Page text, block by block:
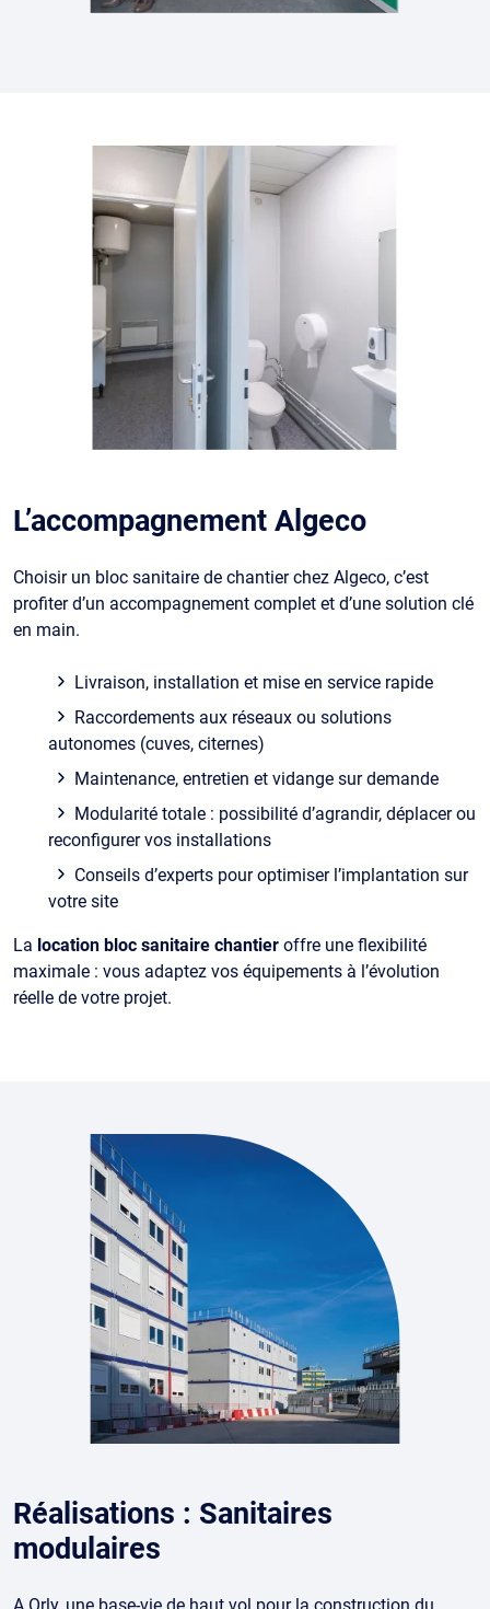
L’accompagnement Algeco
Choisir un bloc sanitaire de chantier chez Algeco, c’est
profiter d’un accompagnement complet et d’une solution clé
en main.
Livraison, installation et mise en service rapide
Raccordements aux réseaux ou solutions
autonomes (cuves, citernes)
Maintenance, entretien et vidange sur demande
Modularité totale : possibilité d’agrandir, déplacer ou
reconfigurer vos installations
Conseils d’experts pour optimiser l’implantation sur
votre site
La location bloc sanitaire chantier offre une flexibilité
maximale : vous adaptez vos équipements à l’évolution
réelle de votre projet.
Réalisations : Sanitaires
modulaires
A Orly, une base-vie de haut vol pour la construction du